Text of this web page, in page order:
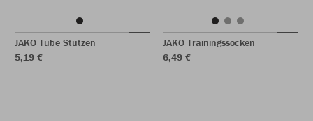
JAKO Tube Stutzen
5,19 €
JAKO Trainingssocken
6,49 €